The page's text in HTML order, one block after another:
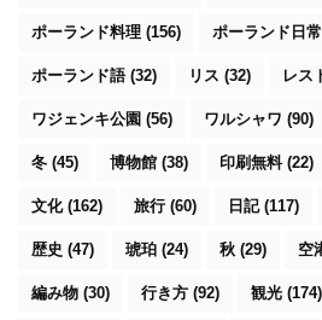
ポーランド料理 (156) ポーランド日
ポーランド語(32) リス (32) レス
ワジェンキ公園 (56) ワルシャワ (90)
冬 (45) 博物館 (38) 印刷無料(22)
文化(162) 旅行 (60) 日記(117)
歴史 (47) 琥珀 (24) 秋 (29) 空
編み物 (30) 行き方 (92) 観光 (174)